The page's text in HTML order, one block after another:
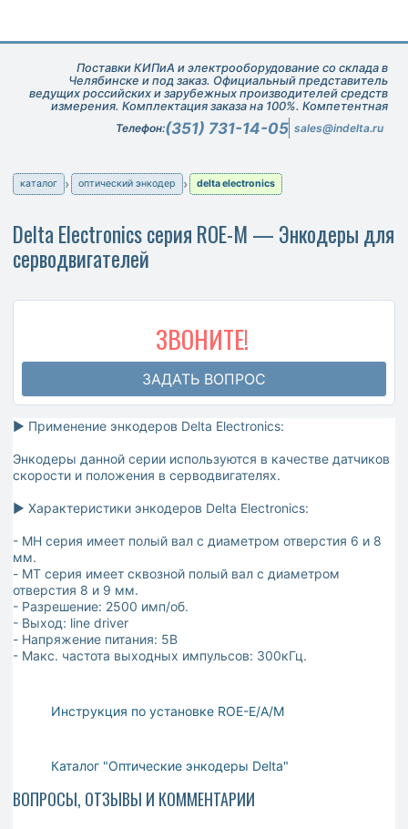
Поставки КИПиА и электрооборудование со склада в
Челябинске и под заказ. Официальный представитель
ведущих российских и зарубежных производителей средств
измерения. Комплектация заказа на 100%. Компетентная
техническая поддержка при подборе оборудования.
Телефон:(351) 731-14-05 sales@indelta.ru
каталог оптический энкодер delta electronics
Delta Electronics серия ROE-M — Энкодеры для
серводвигателей
ЗВОНИТЕ!
ЗАДАТЬ ВОПРОС
► Применение энкодеров Delta Electronics:
Энкодеры данной серии используются в качестве датчиков
скорости и положения в серводвигателях.
► Характеристики энкодеров Delta Electronics:
- MH серия имеет полый вал с диаметром отверстия 6 и 8
мм.
- MT серия имеет сквозной полый вал с диаметром
отверстия 8 и 9 мм.
- Разрешение: 2500 имп/об.
- Выход: line driver
- Напряжение питания: 5В
- Макс. частота выходных импульсов: 300кГц.
Инструкция по установке ROE-E/A/M
Каталог "Оптические энкодеры Delta"
ВОПРОСЫ, ОТЗЫВЫ И КОММЕНТАРИИ